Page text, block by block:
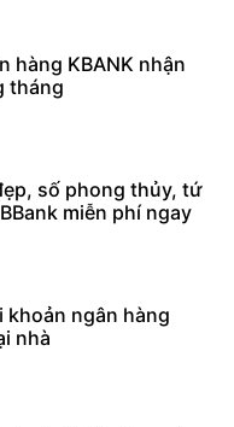
hàng KBANK nhận
tháng
số phong thủy, tứ
miễn phí ngay
khoản ngân hàng
nhà